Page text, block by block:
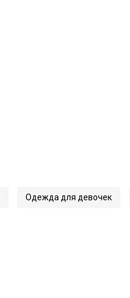
Одежда для девочек